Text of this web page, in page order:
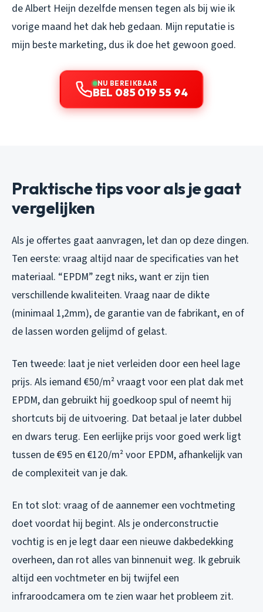
de Albert Heijn dezelfde mensen tegen als bij wie ik
vorige maand het dak heb gedaan. Mijn reputatie is
mijn beste marketing, dus ik doe het gewoon goed.
NU BEREIKBAAR
BEL 085 019 55 94
Praktische tips voor als je gaat
vergelijken
Als je offertes gaat aanvragen, let dan op deze dingen.
Ten eerste: vraag altijd naar de specificaties van het
materiaal. “EPDM” zegt niks, want er zijn tien
verschillende kwaliteiten. Vraag naar de dikte
(minimaal 1,2mm), de garantie van de fabrikant, en of
de lassen worden gelijmd of gelast.
Ten tweede: laat je niet verleiden door een heel lage
prijs. Als iemand €50/m² vraagt voor een plat dak met
EPDM, dan gebruikt hij goedkoop spul of neemt hij
shortcuts bij de uitvoering. Dat betaal je later dubbel
en dwars terug. Een eerlijke prijs voor goed werk ligt
tussen de €95 en €120/m² voor EPDM, afhankelijk van
de complexiteit van je dak.
En tot slot: vraag of de aannemer een vochtmeting
doet voordat hij begint. Als je onderconstructie
vochtig is en je legt daar een nieuwe dakbedekking
overheen, dan rot alles van binnenuit weg. Ik gebruik
altijd een vochtmeter en bij twijfel een
infraroodcamera om te zien waar het probleem zit.